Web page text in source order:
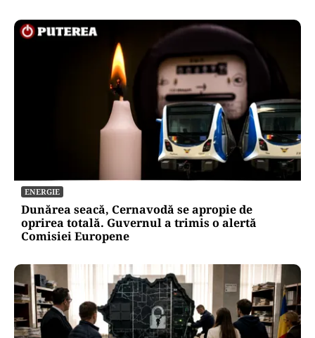
ENERGIE
Dunărea seacă, Cernavodă se apropie de
oprirea totală. Guvernul a trimis o alertă
Comisiei Europene